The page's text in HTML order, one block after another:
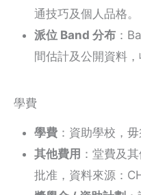
通技巧及個人品格。
派位 Band 分布 ：
間估計及公開資料，
學費
學費 ：資助學校，
其他費用 ：堂費及
批准，資料來源：